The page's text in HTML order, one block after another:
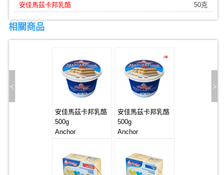
安佳馬茲卡邦乳酪
50克
相關商品
安佳馬茲卡邦乳酪
500g
Anchor
6*500g
安佳馬茲卡邦乳酪
500g
Anchor
6*500g